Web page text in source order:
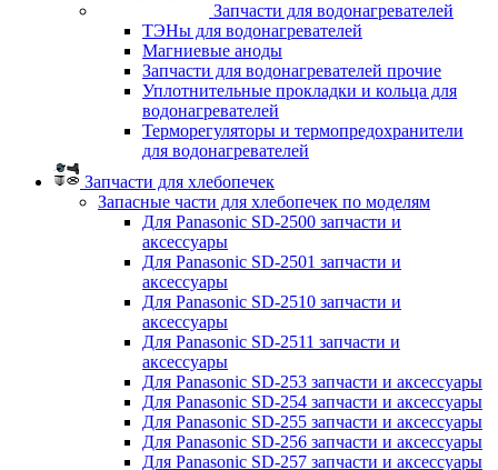
Запчасти для водонагревателей
ТЭНы для водонагревателей
Магниевые аноды
Запчасти для водонагревателей прочие
Уплотнительные прокладки и кольца для
водонагревателей
Терморегуляторы и термопредохранители
для водонагревателей
Запчасти для хлебопечек
Запасные части для хлебопечек по моделям
Для Panasonic SD-2500 запчасти и
аксессуары
Для Panasonic SD-2501 запчасти и
аксессуары
Для Panasonic SD-2510 запчасти и
аксессуары
Для Panasonic SD-2511 запчасти и
аксессуары
Для Panasonic SD-253 запчасти и аксессуары
Для Panasonic SD-254 запчасти и аксессуары
Для Panasonic SD-255 запчасти и аксессуары
Для Panasonic SD-256 запчасти и аксессуары
Для Panasonic SD-257 запчасти и аксессуары